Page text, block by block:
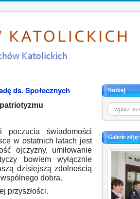
ds. Społecznych
poczucia świadomości
w ostatnich latach jest
ojczyzny, umiłowanie
bowiem wyłącznie
dzisiejszą zdolnością
dobra.
przyszłości.
Szukaj
Szukaj...
Galerie zdjęć